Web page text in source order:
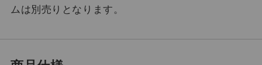
ムは別売りとなります。